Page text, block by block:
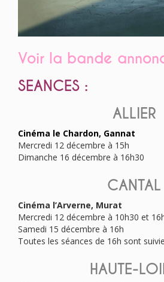
Voir la bande
SEANCES :
ALLIER
Cinéma le Chardon, Gannat
Mercredi 12 décembre à 15h
Dimanche 16 décembre à 16h30
CANTAL
Cinéma l’Arverne, Murat
Mercredi 12 décembre à 10h30 et
Samedi 15 décembre à 16h
Toutes les séances de 16h sont
HAUTE-